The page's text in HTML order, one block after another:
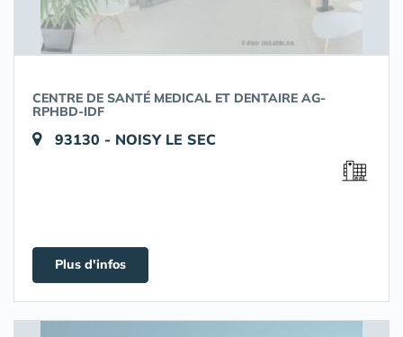
CENTRE DE SANTÉ MEDICAL ET DENTAIRE AG-
RPHBD-IDF
93130 - NOISY LE SEC
Plus d'infos